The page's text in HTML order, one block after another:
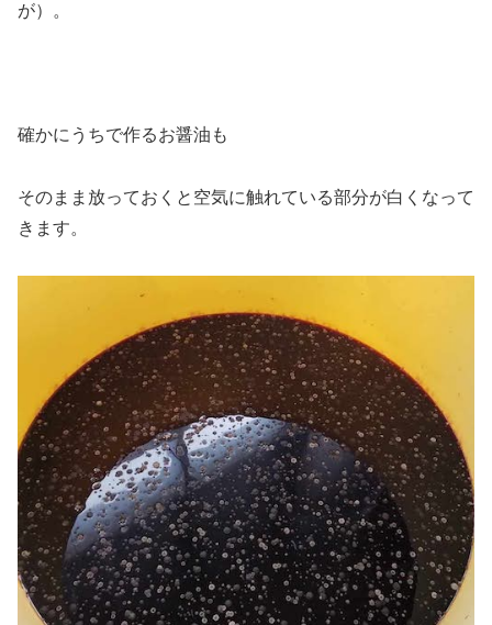
が）。
確かにうちで作るお醤油も
そのまま放っておくと空気に触れている部分が白くなって
きます。